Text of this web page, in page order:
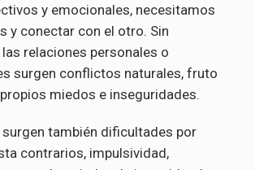
y emocionales, necesitamos
y conectar con el otro. Sin
relaciones personales o
surgen conflictos naturales, fruto
miedos e inseguridades.
surgen también dificultades por
contrarios, impulsividad,